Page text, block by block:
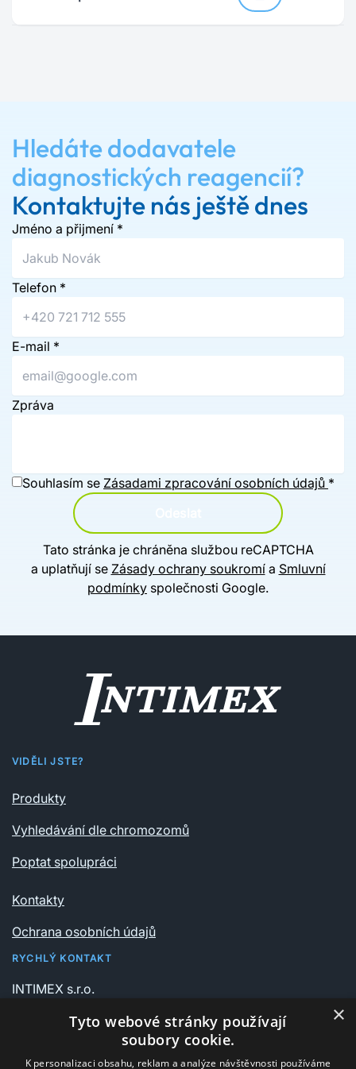
Hledáte dodavatele
diagnostických reagencií?
Kontaktujte nás ještě dnes
Jméno a přijmení *
Telefon *
E-mail *
Zpráva
Souhlasím se Zásadami zpracování osobních údajů *
Tato stránka je chráněna službou reCAPTCHA
a uplatňují se Zásady ochrany soukromía Smluvní
podmínky společnosti Google.
VIDĚLI JSTE?
Produkty
Vyhledávání dle chromozomů
Poptat spolupráci
Kontakty
Ochrana osobních údajů
RYCHLÝ KONTAKT
INTIMEX s.r.o.
735 06 Karviná – Nové Město
+420 596 311 612
×
Tyto webové stránky používají
soubory cookie.
K personalizaci obsahu, reklam a analýze návštěvnosti používáme